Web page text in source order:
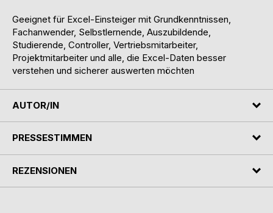
Geeignet für Excel-Einsteiger mit Grundkenntnissen,
Fachanwender, Selbstlernende, Auszubildende,
Studierende, Controller, Vertriebsmitarbeiter,
Projektmitarbeiter und alle, die Excel-Daten besser
verstehen und sicherer auswerten möchten
AUTOR/IN
PRESSESTIMMEN
REZENSIONEN